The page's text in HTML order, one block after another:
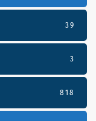
39
3
818